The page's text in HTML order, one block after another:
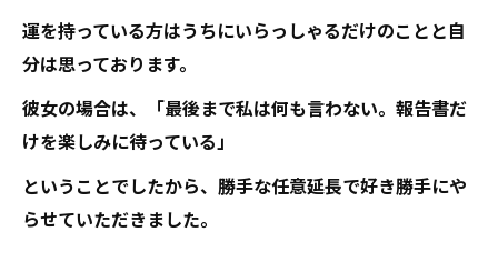
運を持っている方はうちにいらっしゃるだけのことと自
分は思っております。
彼女の場合は、「最後まで私は何も言わない。報告書だ
けを楽しみに待っている」
ということでしたから、勝手な任意延長で好き勝手にや
らせていただきました。